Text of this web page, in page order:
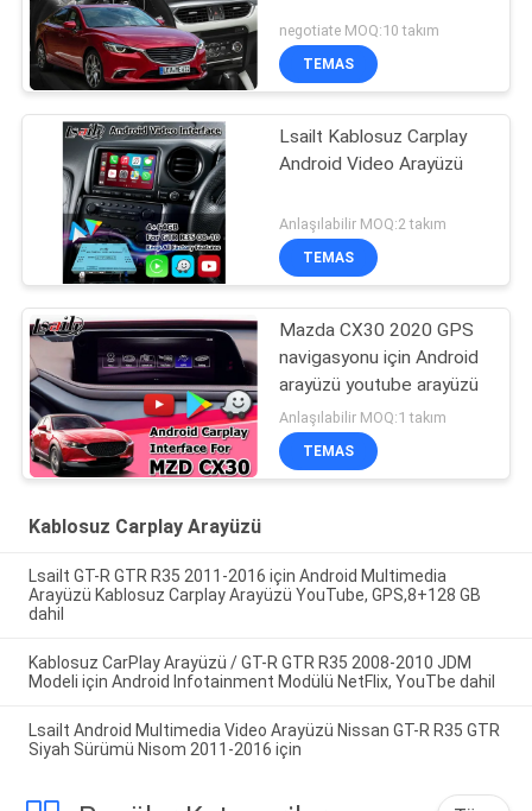
negotiate MOQ:10 takım
TEMAS
Lsailt Kablosuz Carplay
Android Video Arayüzü
Anlaşılabilir MOQ:2 takım
TEMAS
Mazda CX30 2020 GPS
navigasyonu için Android
arayüzü youtube arayüzü
Anlaşılabilir MOQ:1 takım
TEMAS
Kablosuz Carplay Arayüzü
Lsailt GT-R GTR R35 2011-2016 için Android Multimedia
Arayüzü Kablosuz Carplay Arayüzü YouTube, GPS,8+128 GB
dahil
Kablosuz CarPlay Arayüzü / GT-R GTR R35 2008-2010 JDM
Modeli için Android Infotainment Modülü NetFlix, YouTbe dahil
Lsailt Android Multimedia Video Arayüzü Nissan GT-R R35 GTR
Siyah Sürümü Nisom 2011-2016 için